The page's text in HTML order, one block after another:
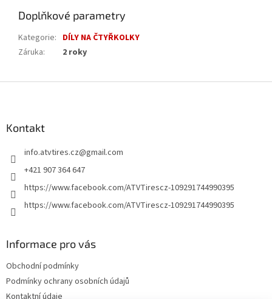
Doplňkové parametry
Kategorie: DÍLY NA ČTYŘKOLKY
Záruka: 2 roky
Kontakt
info.atvtires.cz@gmail.com
+421 907 364 647
https://www.facebook.com/ATVTirescz-109291744990395
https://www.facebook.com/ATVTirescz-109291744990395
Informace pro vás
Obchodní podmínky
Podmínky ochrany osobních údajů